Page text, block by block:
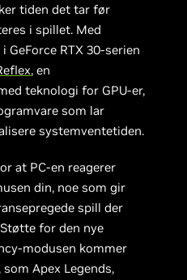
tiden det tar før
i spillet. Med
GeForce RTX 30-serien
, en
teknologi for GPU-er,
som lar
systemventetiden.
at PC-en reagerer
din, noe som gir
spill der
for den nye
modusen kommer
Apex Legends,